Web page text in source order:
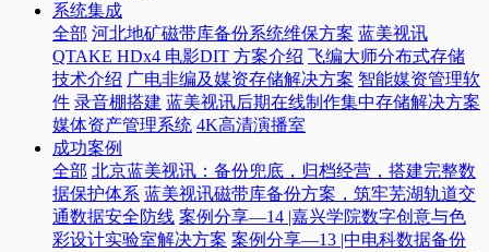
系统集成
全部 河北地矿磁带库备份系统维保方案 蓝美视讯
QTAKE HDx4 电影DIT 方案介绍 飞编大师分布式存储
技术介绍 广电非编及媒资存储解决方案 智能媒资管理软
件 录音棚搭建 蓝美视讯后期在线制作集中存储解决方案
媒体资产管理系统 4K高清演播室
成功案例
全部 北京蓝美视讯：备份兜底，归档经营，搭建完整数
据保护体系 蓝美视讯磁带库备份方案，筑牢芜湖轨道交
通数据安全防线 案例分享—14 |嘉兴学院数字创意与色
彩设计实验室解决方案 案例分享—13 |中电科数据备份